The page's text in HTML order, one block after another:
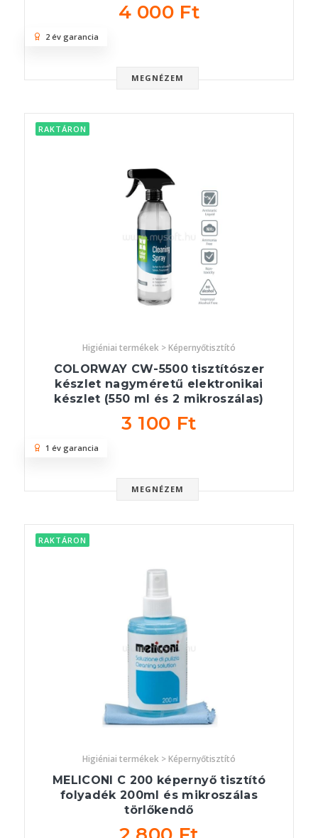
4 000 Ft
MEGNÉZEM
2 év garancia
RAKTÁRON
Higiéniai termékek > Képernyőtisztító
COLORWAY CW-5500 tisztítószer
készlet nagyméretű elektronikai
készlet (550 ml és 2 mikroszálas)
3 100 Ft
MEGNÉZEM
1 év garancia
RAKTÁRON
Higiéniai termékek > Képernyőtisztító
MELICONI C 200 képernyő tisztító
folyadék 200ml és mikroszálas
törlőkendő